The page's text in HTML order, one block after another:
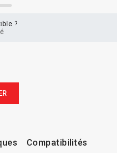
?
Compatibilités